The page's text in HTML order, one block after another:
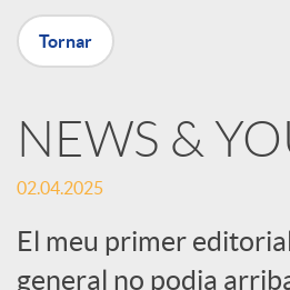
t
i
r
a
Tornar
NEWS &
02.04.2025
El meu primer
general no podia